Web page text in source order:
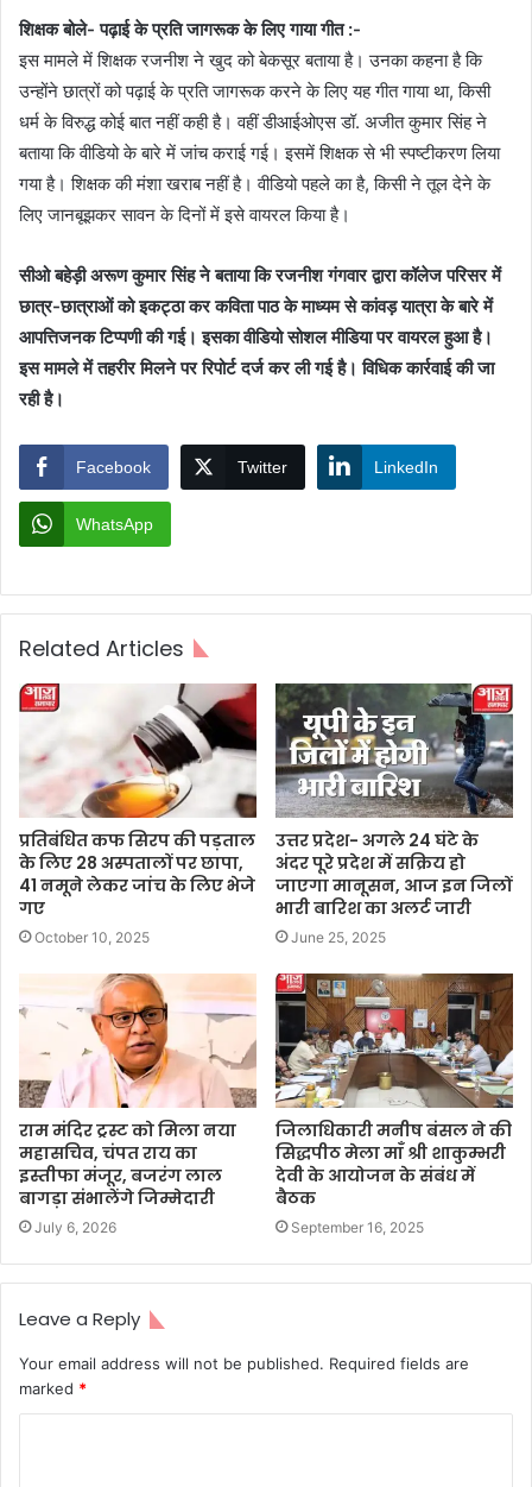
शिक्षक बोले- पढ़ाई के प्रति जागरूक के लिए गाया गीत :-
इस मामले में शिक्षक रजनीश ने खुद को बेकसूर बताया है। उनका कहना है कि
उन्होंने छात्रों को पढ़ाई के प्रति जागरूक करने के लिए यह गीत गाया था, किसी
धर्म के विरुद्ध कोई बात नहीं कही है। वहीं डीआईओएस डॉ. अजीत कुमार सिंह ने
बताया कि वीडियो के बारे में जांच कराई गई। इसमें शिक्षक से भी स्पष्टीकरण लिया
गया है। शिक्षक की मंशा खराब नहीं है। वीडियो पहले का है, किसी ने तूल देने के
लिए जानबूझकर सावन के दिनों में इसे वायरल किया है।
सीओ बहेड़ी अरूण कुमार सिंह ने बताया कि रजनीश गंगवार द्वारा कॉलेज परिसर में
छात्र-छात्राओं को इकट्ठा कर कविता पाठ के माध्यम से कांवड़ यात्रा के बारे में
आपत्तिजनक टिप्पणी की गई। इसका वीडियो सोशल मीडिया पर वायरल हुआ है।
इस मामले में तहरीर मिलने पर रिपोर्ट दर्ज कर ली गई है। विधिक कार्रवाई की जा
रही है।
Facebook Twitter LinkedIn
WhatsApp
Related Articles
प्रतिबंधित कफ सिरप की पड़ताल
के लिए 28 अस्पतालों पर छापा,
41 नमूने लेकर जांच के लिए भेजे
गए
October 10, 2025
उत्तर प्रदेश- अगले 24 घंटे के
अंदर पूरे प्रदेश में सक्रिय हो
जाएगा मानूसन, आज इन जिलों
भारी बारिश का अलर्ट जारी
June 25, 2025
राम मंदिर ट्रस्ट को मिला नया
महासचिव, चंपत राय का
इस्तीफा मंजूर, बजरंग लाल
बागड़ा संभालेंगे जिम्मेदारी
July 6, 2026
जिलाधिकारी मनीष बंसल ने की
सिद्धपीठ मेला माँ श्री शाकुम्भरी
देवी के आयोजन के संबंध में
बैठक
September 16, 2025
Leave a Reply
Your email address will not be published. Required fields are
marked *